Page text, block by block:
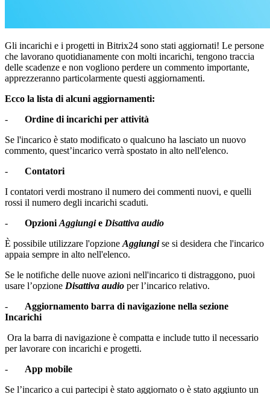
Gli incarichi e i progetti in Bitrix24 sono stati aggiornati! Le persone
che lavorano quotidianamente con molti incarichi, tengono traccia
delle scadenze e non vogliono perdere un commento importante,
apprezzeranno particolarmente questi aggiornamenti.
Ecco la lista di alcuni aggiornamenti:
- Ordine di incarichi per attività
Se l'incarico è stato modificato o qualcuno ha lasciato un nuovo
commento, quest’incarico verrà spostato in alto nell'elenco.
- Contatori
I contatori verdi mostrano il numero dei commenti nuovi, e quelli
rossi il numero degli incarichi scaduti.
- OpzioniAggiungie Disattiva audio
È possibile utilizzare l'opzioneAggiungise si desidera che l'incarico
appaia sempre in alto nell'elenco.
Se le notifiche delle nuove azioni nell'incarico ti distraggono, puoi
usare l’opzione Disattiva audio per l’incarico relativo.
- Aggiornamento barra di navigazione nella sezione
Incarichi
Ora la barra di navigazione è compatta e include tutto il necessario
per lavorare con incarichi e progetti.
- App mobile
Se l’incarico a cui partecipi è stato aggiornato o è stato aggiunto un